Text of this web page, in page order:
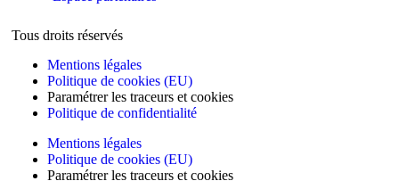
Tous droits réservés
Mentions légales
Politique de cookies (EU)
Paramétrer les traceurs et cookies
Politique de confidentialité
Mentions légales
Politique de cookies (EU)
Paramétrer les traceurs et cookies